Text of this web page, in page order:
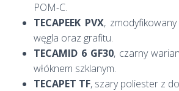
POM-C.
TECAPEEK PVX,
węgla oraz grafitu.
TECAMID 6 GF30, czarny
włóknem szklanym.
TECAPET TF, szary poliester z